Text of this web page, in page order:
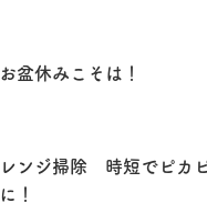
お盆休みこそは！
レンジ掃除 時短でピカ
に！